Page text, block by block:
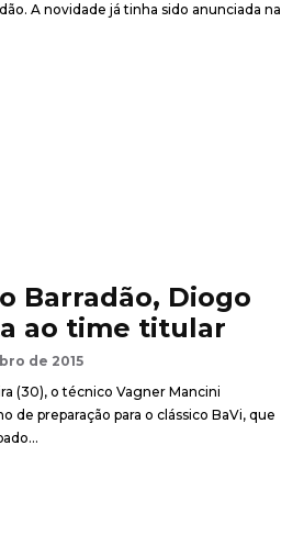
A novidade já tinha sido anunciada na
Barradão, Diogo
ao time titular
de 2015
(30), o técnico Vagner Mancini
de preparação para o clássico BaVi, que